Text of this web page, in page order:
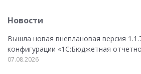
Новости
Вышла новая внеплановая версия
конфигурации «1C:Бюджетная
07.08.2026